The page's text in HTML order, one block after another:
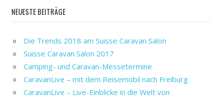
NEUESTE BEITRÄGE
Die Trends 2018 am Suisse Caravan Salon
Suisse Caravan Salon 2017
Camping- und Caravan-Messetermine
CaravanLive – mit dem Reisemobil nach Freiburg
CaravanLive – Live-Einblicke in die Welt von